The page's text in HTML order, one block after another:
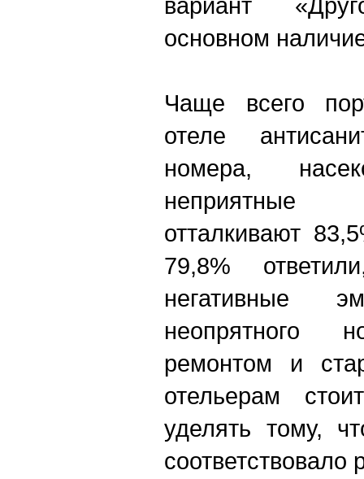
основном
Чаще всего
отеле
номера,
неприятные
отталкивают
79,8%
негативные
неопрятного
ремонтом и
отельерам
уделять тому,
соответствовало